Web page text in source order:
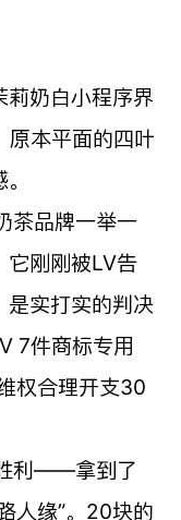
莉奶白小程序界
原本平面的四叶
茶品牌一举一
它刚刚被LV告
是实打实的判决
7件商标专用
权合理开支30
利——拿到了
人缘”。20块的